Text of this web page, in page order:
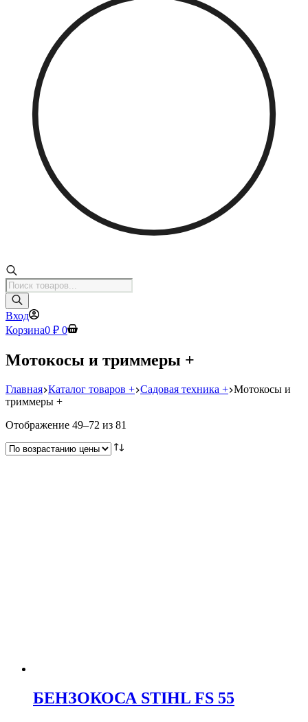
Поиск
товаров
Вход
Корзина0 ₽ 0
Мотокосы и триммеры +
Главная Каталог товаров + Садовая техника + Мотокосы и
триммеры +
Отображение 49–72 из 81
БЕНЗОКОСА STIHL FS 55